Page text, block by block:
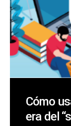
Cómo
era del